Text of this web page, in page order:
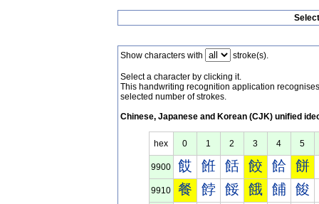
Show characters with stroke(s).
Select a character by clicking it.
This handwriting recognition application
selected number of strokes.
Chinese, Japanese and Korean (CJK) unified
hex 0 1 2 3 4 5
9900 餀 餁 餂 餃 餄 餅
9910 餐 餑 餒 餓 餔 餕